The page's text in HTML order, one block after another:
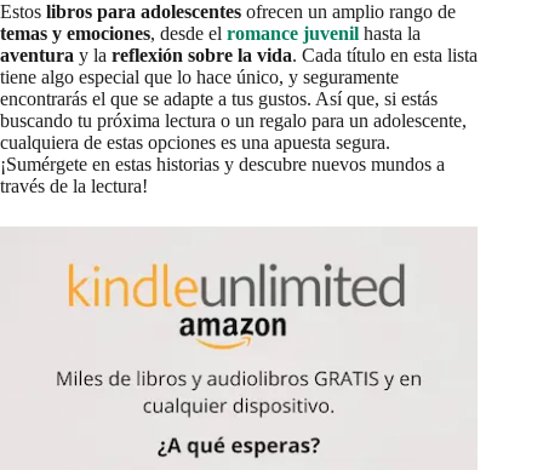
Estos libros para adolescentes ofrecen un amplio rango de
temas y emociones, desde el romance juvenil hasta la
aventura y la reflexión sobre la vida. Cada título en esta lista
tiene algo especial que lo hace único, y seguramente
encontrarás el que se adapte a tus gustos. Así que, si estás
buscando tu próxima lectura o un regalo para un adolescente,
cualquiera de estas opciones es una apuesta segura.
¡Sumérgete en estas historias y descubre nuevos mundos a
través de la lectura!